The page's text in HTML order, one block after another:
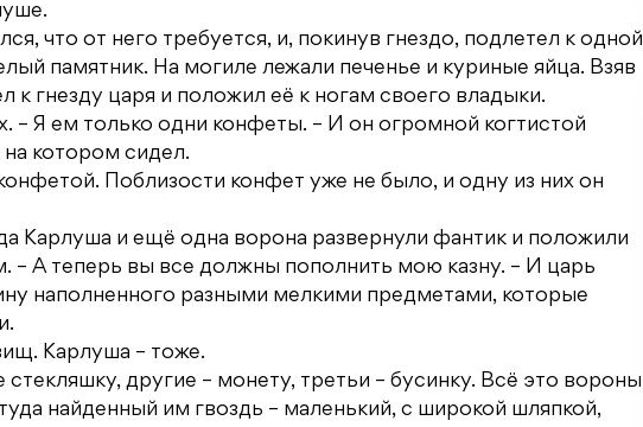
что от него требуется, и, покинув гнездо, подлетел к одной
памятник. На могиле лежали печенье и куриные яйца. Взяв
гнезду царя и положил её к ногам своего владыки.
– Я ем только одни конфеты. – И он огромной когтистой
котором сидел.
Поблизости конфет уже не было, и одну из них он
Карлуша и ещё одна ворона развернули фантик и положили
– А теперь вы все должны пополнить мою казну. – И царь
наполненного разными мелкими предметами, которые
Карлуша – тоже.
другие – монету, третьи – бусинку. Всё это вороны
найденный им гвоздь – маленький, с широкой шляпкой,